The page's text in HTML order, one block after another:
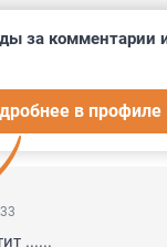
за комментарии
в профиле
......